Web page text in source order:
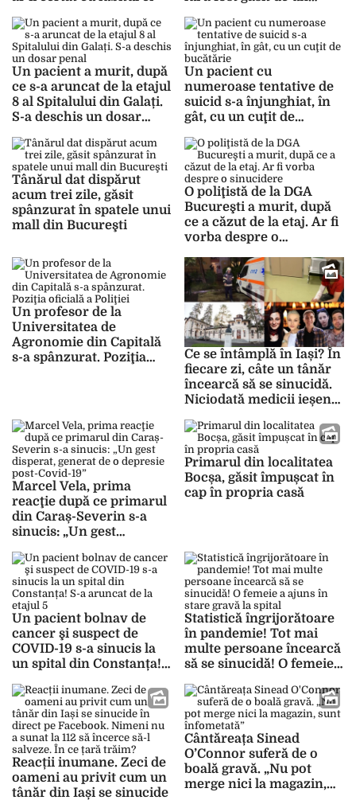
Un pacient a murit, după
ce s-a aruncat de la etajul
8 al Spitalului din Galați.
S-a deschis un dosar
Un pacient cu
numeroase tentative de
suicid s-a înjunghiat, în
gât, cu un cuţit de
Tânărul dat dispărut
acum trei zile, găsit
spânzurat în spatele unui
mall din Bucureşti
O poliţistă de la DGA
Bucureşti a murit, după
ce a căzut de la etaj. Ar fi
vorba despre o
Un profesor de la
Universitatea de
Agronomie din Capitală
s-a spânzurat. Poziţia
Ce se întâmplă în Iași? În
fiecare zi, câte un tânăr
încearcă să se sinucidă.
Niciodată medicii ieșeni
număr atât de mare de
cazuri
Marcel Vela, prima
reacţie după ce primarul
din Caraș-Severin s-a
sinucis: „Un gest
depresie post-Covid-19”
Primarul din localitatea
Bocșa, găsit împușcat în
cap în propria casă
Un pacient bolnav de
cancer şi suspect de
COVID-19 s-a sinucis la
un spital din Constanța!
Statistică îngrijorătoare
în pandemie! Tot mai
multe persoane încearcă
să se sinucidă! O femeie a
spital
Reacții inumane. Zeci de
oameni au privit cum un
tânăr din Iași se sinucide
Cântăreața Sinead
O’Connor suferă de o
boală gravă. „Nu pot
merge nici la magazin,